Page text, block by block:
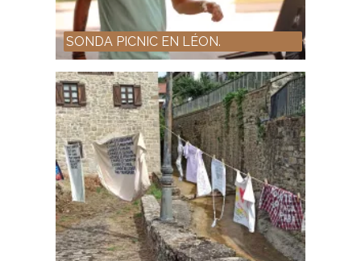
SONDA PICNIC EN LÉON.